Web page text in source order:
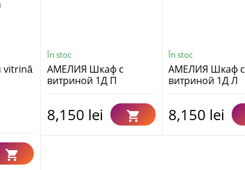
vitrină
În stoc
АМЕЛИЯ Шкаф с
витриной 1Д П
8,150 lei
În stoc
АМЕЛИЯ Шкаф с
витриной 1Д Л
8,150 lei